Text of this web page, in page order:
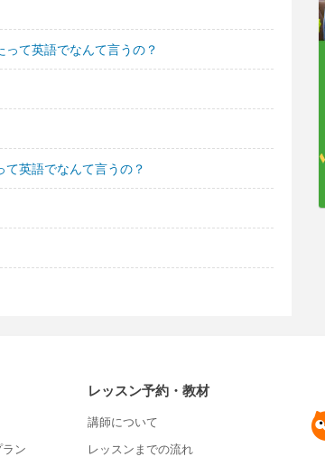
て英語でなんて言うの？
英語でなんて言うの？
ン
レッスン予約・教材
講師について
レッスンまでの流れ